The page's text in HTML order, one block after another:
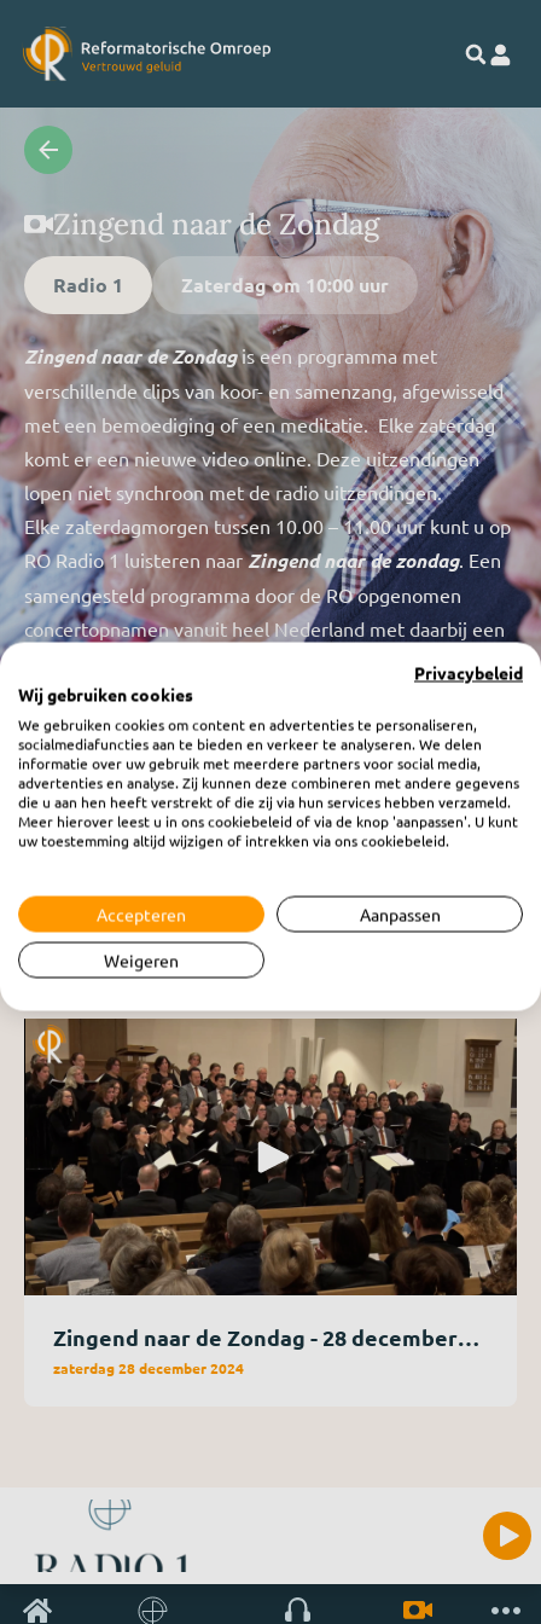
Zingend naar de Zondag
Radio 1 Zaterdagom 10:00 uur
Zingend naar de Zondagis een programma met
verschillende clips van koor- en samenzang, afgewisseld
met een bemoediging of een meditatie. Elke zaterdag
komt er een nieuwe video online. Deze uitzendingen
lopen niet synchroon met de radio uitzendingen.
Elke zaterdagmorgen tussen 10.00 – 11.00 uur kunt u op
RO Radio 1 luisteren naarZingend naar de zondag. Een
samengesteld programma door de RO opgenomen
concertopnamen vanuit heel Nederland met daarbij een
korte meditatie van diverse predikanten en sprekers.
Allemaal unieke opnamen waarvan de muziek niet is
uitgeven op cd’s. De uitzendingen variëren van een half
uur tot ruim een uur.Zingend naar de zondagis een
programma ter voorbereiding op de zondag.
Zingend naar de Zondag - 28 december
2024
zaterdag 28 december 2024
Privacybeleid
Wij gebruiken cookies
We gebruiken cookies om content en advertenties te personaliseren,
socialmediafuncties aan te bieden en verkeer te analyseren. We delen
informatie over uw gebruik met meerdere partners voor social media,
advertenties en analyse. Zij kunnen deze combineren met andere gegevens
die u aan hen heeft verstrekt of die zij via hun services hebben verzameld.
Meer hierover leest u in ons cookiebeleid of via de knop 'aanpassen'. U kunt
uw toestemming altijd wijzigen of intrekken via ons cookiebeleid.
Accepteren Aanpassen
Weigeren